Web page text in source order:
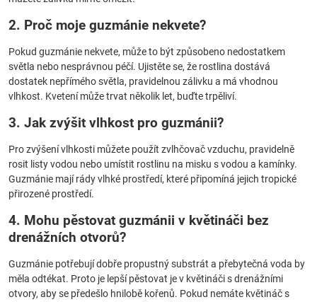
2. Proč moje guzmánie nekvete?
Pokud guzmánie nekvete, může to být způsobeno nedostatkem
světla nebo nesprávnou péčí. Ujistěte se, že rostlina dostává
dostatek nepřímého světla, pravidelnou zálivku a má vhodnou
vlhkost. Kvetení může trvat několik let, buďte trpěliví.
3. Jak zvýšit vlhkost pro guzmánii?
Pro zvýšení vlhkosti můžete použít zvlhčovač vzduchu, pravidelně
rosit listy vodou nebo umístit rostlinu na misku s vodou a kamínky.
Guzmánie mají rády vlhké prostředí, které připomíná jejich tropické
přirozené prostředí.
4. Mohu pěstovat guzmánii v květináči bez
drenážních otvorů?
Guzmánie potřebují dobře propustný substrát a přebytečná voda by
měla odtékat. Proto je lepší pěstovat je v květináči s drenážními
otvory, aby se předešlo hnilobě kořenů. Pokud nemáte květináč s